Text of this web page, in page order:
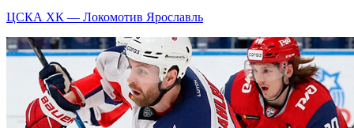
ЦСКА ХК — Локомотив Ярославль